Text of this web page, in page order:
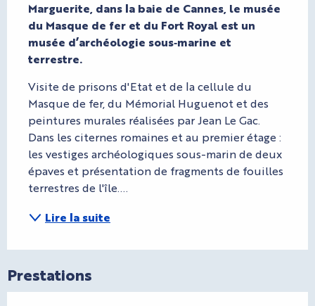
Marguerite, dans la baie de Cannes, le musée
du Masque de fer et du Fort Royal est un
musée d’archéologie sous‑marine et
terrestre.
Visite de prisons d'Etat et de la cellule du
Masque de fer, du Mémorial Huguenot et des
peintures murales réalisées par Jean Le Gac.
Dans les citernes romaines et au premier étage :
les vestiges archéologiques sous-marin de deux
épaves et présentation de fragments de fouilles
terrestres de l'île....
Lire la suite
Prestations